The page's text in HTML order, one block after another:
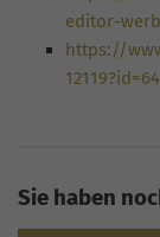
editor-
https://
Sie haben